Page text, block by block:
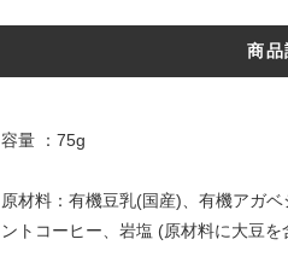
商品
容量 ：75g
原材料：有機豆乳(国産)、有機アガ
ントコーヒー、岩塩 (原材料に大豆を